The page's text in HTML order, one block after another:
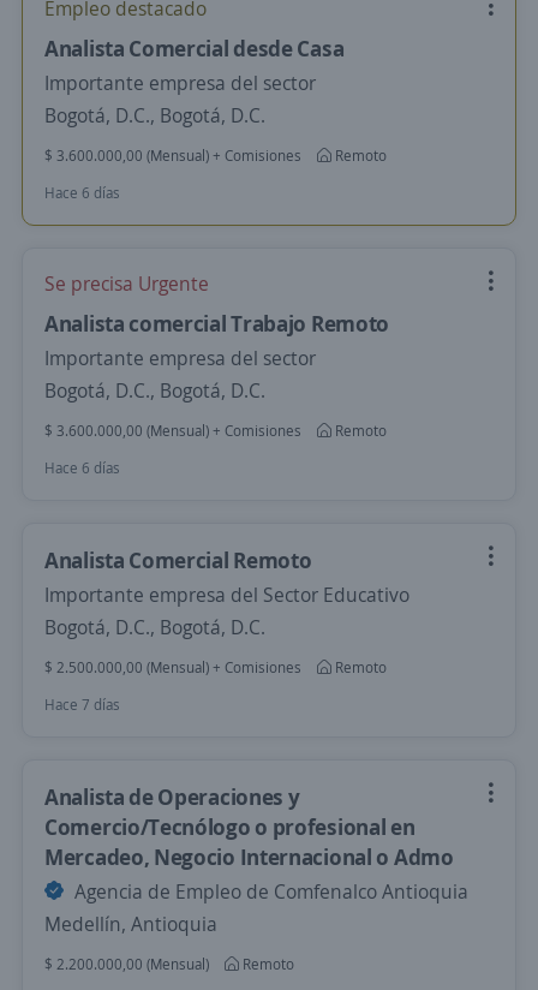
Empleo destacado
Analista Comercial desde Casa
Importante empresa del sector
Bogotá, D.C., Bogotá, D.C.
$ 3.600.000,00 (Mensual) + Comisiones
Remoto
Hace 6 días
Se precisa Urgente
Analista comercial Trabajo Remoto
Importante empresa del sector
Bogotá, D.C., Bogotá, D.C.
$ 3.600.000,00 (Mensual) + Comisiones
Remoto
Hace 6 días
Analista Comercial Remoto
Importante empresa del Sector Educativo
Bogotá, D.C., Bogotá, D.C.
$ 2.500.000,00 (Mensual) + Comisiones
Remoto
Hace 7 días
Analista de Operaciones y
Comercio/Tecnólogo o profesional en
Mercadeo, Negocio Internacional o Admo
Agencia de Empleo de Comfenalco Antioquia
Medellín, Antioquia
$ 2.200.000,00 (Mensual)
Remoto